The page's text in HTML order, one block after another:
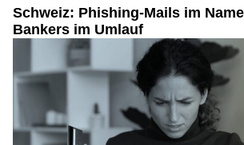
Schweiz: Phishing-Mails im
Bankers im Umlauf